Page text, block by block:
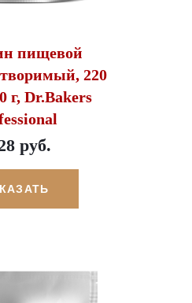
пищевой
220
г, Dr.Bakers
руб.